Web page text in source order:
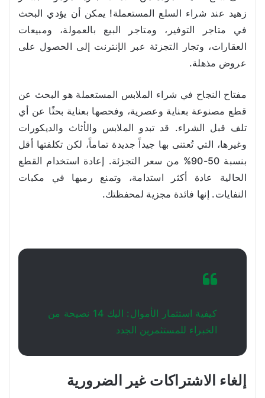
زهيد عند شراء السلع المستعملة! يمكن أن يؤدي البحث
في متاجر التوفير، ومتاجر البيع بالعمولة، ومبيعات
العقارات، وتجار التجزئة عبر الإنترنت إلى الحصول على
عروض مذهلة.
مفتاح النجاح في شراء الملابس المستعملة هو البحث عن
قطع مصنوعة بعناية وعصرية، وفحصها بعناية بحثًا عن أي
تلف قبل الشراء. قد تبدو الملابس والأثاث والديكورات
وغيرها، التي تُعتنى بها جيداً جديدة تماماً، لكن تكلفتها أقل
بنسبة 50-90% من سعر التجزئة. إعادة استخدام القطع
الحالية عادة أكثر استدامة، وتمنع رميها في مكبات
النفايات. إنها فائدة مجزية لمحفظتك.
كيفية استثمار الأموال: اليك 14 نصيحة من
الخبراء للمستثمرين الجدد
إلغاء الاشتراكات غير الضرورية